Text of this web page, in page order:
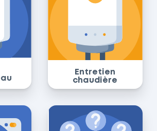
Entretien
chaudière